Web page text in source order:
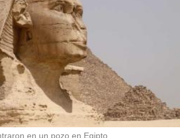
en un pozo en Egipto